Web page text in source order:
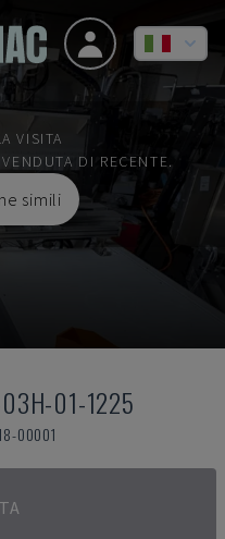
VISITA
DI RECENTE.
simili
01-1225
00001